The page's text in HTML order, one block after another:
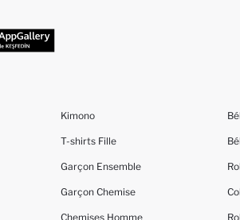
Kimono
T-shirts Fille
Garçon Ensemble
Garçon Chemise
Chemises Homme